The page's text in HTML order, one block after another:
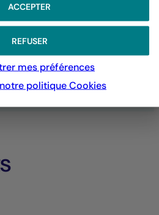
TOUTES LES PUBLICATIONS ESG
CHEZ LA FRANÇAISE
ACCEPTER
REFUSER
mes préférences
politiqueCookies